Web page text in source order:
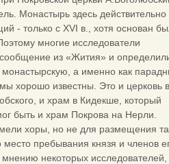
Монастырь здесь действительно
- только с XVI в., хотя основан
многие исследователи
из «Жития» и
монастырскую, а именно как
хорошо известны. Это и церковь в
и храм в Кидекше, который
быть и храм Покрова на Нерли.
хоры, но не для размещения
место пребывания князя и членов
некоторых исследователей,